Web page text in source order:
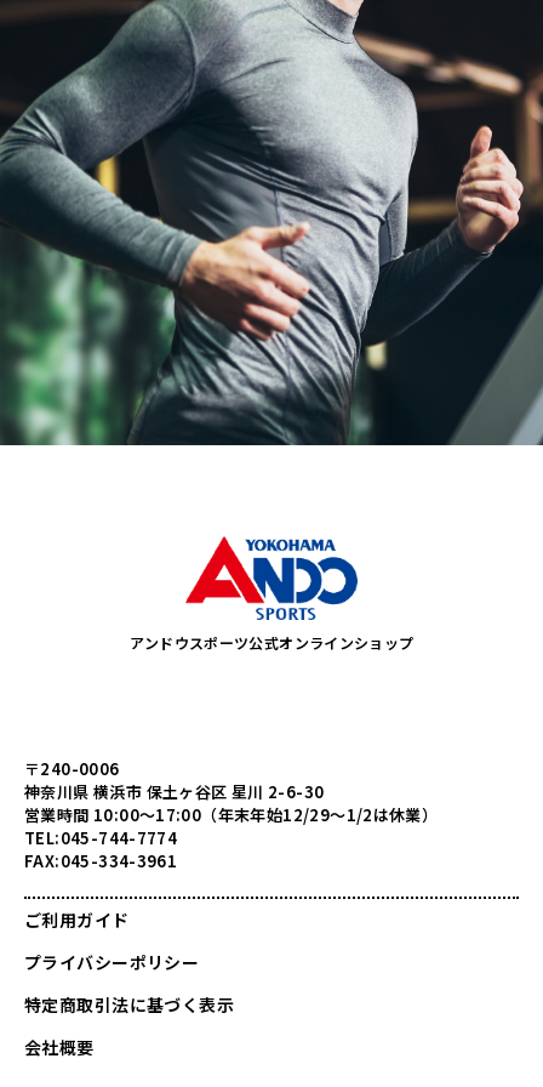
アンドウスポーツ公式オンラインショップ
〒240-0006
神奈川県 横浜市 保土ヶ谷区 星川 2-6-30
営業時間 10:00～17:00（年末年始12/29～1/2は休業）
TEL:045-744-7774
FAX:045-334-3961
ご利用ガイド
プライバシーポリシー
特定商取引法に基づく表示
会社概要